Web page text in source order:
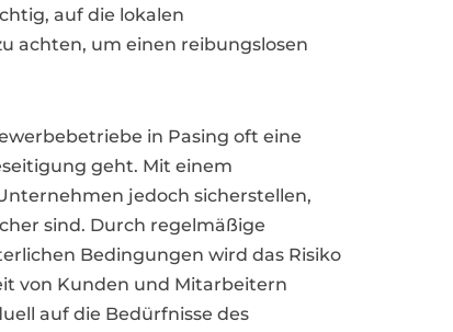
auf die lokalen
achten, um einen reibungslosen
in Pasing oft eine
geht. Mit einem
jedoch sicherstellen,
sind. Durch regelmäßige
Bedingungen wird das Risiko
von Kunden und Mitarbeitern
auf die Bedürfnisse des